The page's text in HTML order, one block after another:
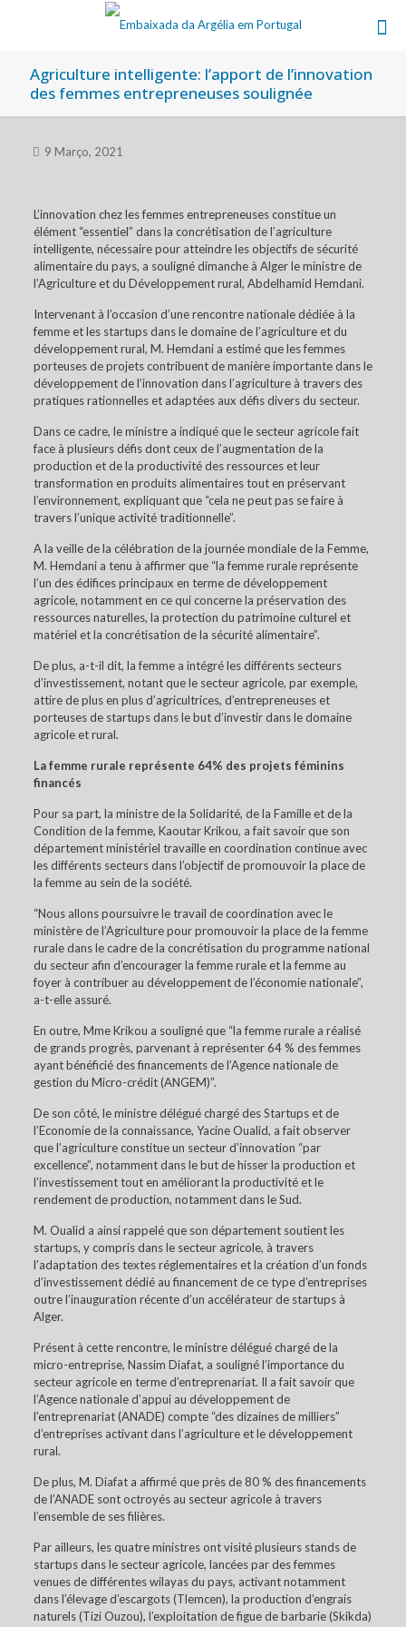
Agriculture intelligente: l’apport de l’innovation
des femmes entrepreneuses soulignée
9 Março, 2021
L’innovation chez les femmes entrepreneuses constitue un
élément “essentiel” dans la concrétisation de l’agriculture
intelligente, nécessaire pour atteindre les objectifs de sécurité
alimentaire du pays, a souligné dimanche à Alger le ministre de
l’Agriculture et du Développement rural, Abdelhamid Hemdani.
Intervenant à l’occasion d’une rencontre nationale dédiée à la
femme et les startups dans le domaine de l’agriculture et du
développement rural, M. Hemdani a estimé que les femmes
porteuses de projets contribuent de manière importante dans le
développement de l’innovation dans l’agriculture à travers des
pratiques rationnelles et adaptées aux défis divers du secteur.
Dans ce cadre, le ministre a indiqué que le secteur agricole fait
face à plusieurs défis dont ceux de l’augmentation de la
production et de la productivité des ressources et leur
transformation en produits alimentaires tout en préservant
l’environnement, expliquant que “cela ne peut pas se faire à
travers l’unique activité traditionnelle”.
A la veille de la célébration de la journée mondiale de la Femme,
M. Hemdani a tenu à affirmer que “la femme rurale représente
l’un des édifices principaux en terme de développement
agricole, notamment en ce qui concerne la préservation des
ressources naturelles, la protection du patrimoine culturel et
matériel et la concrétisation de la sécurité alimentaire”.
De plus, a-t-il dit, la femme a intégré les différents secteurs
d’investissement, notant que le secteur agricole, par exemple,
attire de plus en plus d’agricultrices, d’entrepreneuses et
porteuses de startups dans le but d’investir dans le domaine
agricole et rural.
La femme rurale représente 64% des projets féminins
financés
Pour sa part, la ministre de la Solidarité, de la Famille et de la
Condition de la femme, Kaoutar Krikou, a fait savoir que son
département ministériel travaille en coordination continue avec
les différents secteurs dans l’objectif de promouvoir la place de
la femme au sein de la société.
“Nous allons poursuivre le travail de coordination avec le
ministère de l’Agriculture pour promouvoir la place de la femme
rurale dans le cadre de la concrétisation du programme national
du secteur afin d’encourager la femme rurale et la femme au
foyer à contribuer au développement de l’économie nationale”,
a-t-elle assuré.
En outre, Mme Krikou a souligné que “la femme rurale a réalisé
de grands progrès, parvenant à représenter 64 % des femmes
ayant bénéficié des financements de l’Agence nationale de
gestion du Micro-crédit (ANGEM)”.
De son côté, le ministre délégué chargé des Startups et de
l’Economie de la connaissance, Yacine Oualid, a fait observer
que l’agriculture constitue un secteur d’innovation “par
excellence”, notamment dans le but de hisser la production et
l’investissement tout en améliorant la productivité et le
rendement de production, notamment dans le Sud.
M. Oualid a ainsi rappelé que son département soutient les
startups, y compris dans le secteur agricole, à travers
l’adaptation des textes réglementaires et la création d’un fonds
d’investissement dédié au financement de ce type d’entreprises
outre l’inauguration récente d’un accélérateur de startups à
Alger.
Présent à cette rencontre, le ministre délégué chargé de la
micro-entreprise, Nassim Diafat, a souligné l’importance du
secteur agricole en terme d’entreprenariat. Il a fait savoir que
l’Agence nationale d’appui au développement de
l’entreprenariat (ANADE) compte “des dizaines de milliers”
d’entreprises activant dans l’agriculture et le développement
rural.
De plus, M. Diafat a affirmé que près de 80 % des financements
de l’ANADE sont octroyés au secteur agricole à travers
l’ensemble de ses filières.
Par ailleurs, les quatre ministres ont visité plusieurs stands de
startups dans le secteur agricole, lancées par des femmes
venues de différentes wilayas du pays, activant notamment
dans l’élevage d’escargots (Tlemcen), la production d’engrais
naturels (Tizi Ouzou), l’exploitation de figue de barbarie (Skikda)